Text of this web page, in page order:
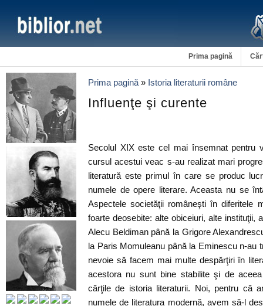
Prima pagină
Prima pagină » Istoria literaturii române
Influenţe şi curente
Secolul XIX este cel mai însemnat pentru
cursul acestui veac s-au realizat mari
literatură este primul în care se produc
numele de opere literare. Aceasta nu se
Aspectele societăţii româneşti în diferitele
foarte deosebite: alte obiceiuri, alte instituţii,
Alecu Beldiman până la Grigore
la Paris Momuleanu până la Eminescu n-au
nevoie să facem mai multe despărţiri în
acestora nu sunt bine stabilite şi de
cărţile de istoria literaturii. Noi, pentru că
numele de literatura modernă, avem să-l